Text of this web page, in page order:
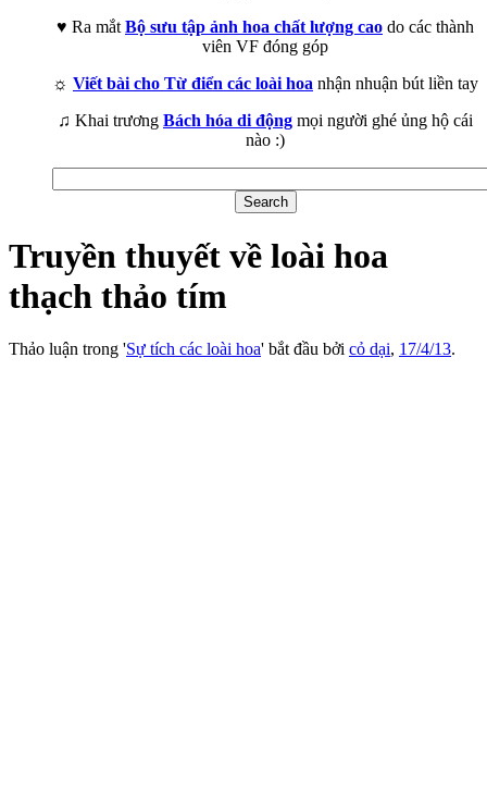
♥ Ra mắt Bộ sưu tập ảnh hoa chất lượng cao do các thành
viên VF đóng góp
☼ Viết bài cho Từ điển các loài hoa nhận nhuận bút liền tay
♫ Khai trương Bách hóa di động mọi người ghé ủng hộ cái
nào :)
Truyền thuyết về loài hoa
thạch thảo tím
Thảo luận trong 'Sự tích các loài hoa' bắt đầu bởi cỏ dại, 17/4/13.